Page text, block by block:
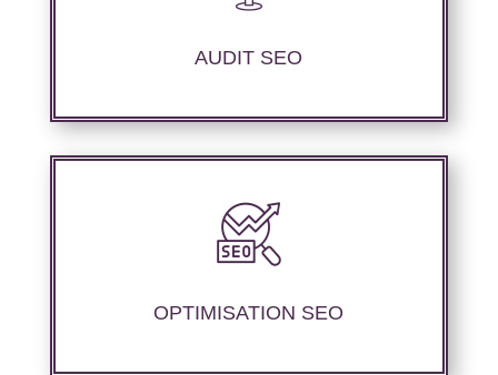
AUDIT SEO
travers les mots clés pertinents, les principaux
OPTIMISATION SEO
Nous proposons des services d’optimisation
technique de site internet et d’ajustement de
performances de référencement.